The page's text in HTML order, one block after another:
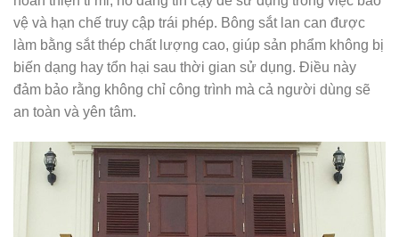
vệ và hạn chế truy cập trái phép. Bông sắt lan can được
làm bằng sắt thép chất lượng cao, giúp sản phẩm không bị
biến dạng hay tổn hại sau thời gian sử dụng. Điều này
đảm bảo rằng không chỉ công trình mà cả người dùng sẽ
an toàn và yên tâm.